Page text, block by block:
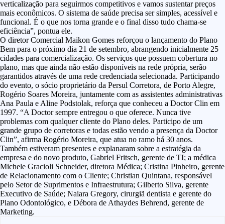
verticalização para seguirmos competitivos e vamos sustentar preços
mais econômicos. O sistema de saúde precisa ser simples, acessível e
funcional. É o que nos torna grande e o final disso tudo chama-se
eficiência”, pontua ele.
O diretor Comercial Maikon Gomes reforçou o lançamento do Plano
Bem para o próximo dia 21 de setembro, abrangendo inicialmente 25
cidades para comercialização. Os serviços que possuem cobertura no
plano, mas que ainda não estão disponíveis na rede própria, serão
garantidos através de uma rede credenciada selecionada. Participando
do evento, o sócio proprietário da Persul Corretora, de Porto Alegre,
Rogério Soares Moreira, juntamente com as assistentes administrativas
Ana Paula e Aline Podstolak, reforça que conheceu a Doctor Clin em
1997. “A Doctor sempre entregou o que oferece. Nunca tive
problemas com qualquer cliente do Plano deles. Participo de um
grande grupo de corretoras e todas estão vendo a presença da Doctor
Clin”, afirma Rogério Moreira, que atua no ramo há 30 anos.
Também estiveram presentes e explanaram sobre a estratégia da
empresa e do novo produto, Gabriel Fritsch, gerente de TI; a médica
Michele Gracioli Schneider, diretora Médica; Cristina Pinheiro, gerente
de Relacionamento com o Cliente; Christian Quintana, responsável
pelo Setor de Suprimentos e Infraestrutura; Gilberto Silva, gerente
Executivo de Saúde; Naiara Gregory, cirurgiã dentista e gerente do
Plano Odontológico, e Débora de Athaydes Behrend, gerente de
Marketing.